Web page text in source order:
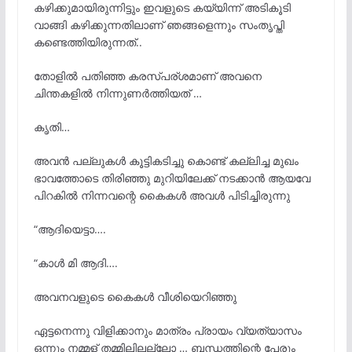
കഴിക്കുമായിരുന്നിട്ടും ഇവളുടെ കയ്യിന്ന് അടികൂടി
വാങ്ങി കഴിക്കുന്നതിലാണ് ഞങ്ങളെന്നും സംതൃപ്തി
കണ്ടെത്തിയിരുന്നത്..
തോളിൽ പതിഞ്ഞ കരസ്പര്ശമാണ് അവനെ
ചിന്തകളിൽ നിന്നുണർത്തിയത് …
കൃതി…
അവൻ പല്ലുകൾ കൂട്ടികടിച്ചു കൊണ്ട് കല്ലിച്ച മുഖം
ഭാവത്തോടെ തിരിഞ്ഞു മുറിയിലേക്ക് നടക്കാൻ ആയവേ
പിറകിൽ നിന്നവന്റെ കൈകൾ അവൾ പിടിച്ചിരുന്നു
“ആദിയെട്ടാ….
“കാൾ മി ആദി….
അവനവളുടെ കൈകൾ വീശിയെറിഞ്ഞു
ഏട്ടനെന്നു വിളിക്കാനും മാത്രം പ്രായം വ്യത്യാസം
ഒന്നും നമ്മള് തമ്മിലിലല്ലോ … ബന്ധത്തിന്റെ പേരും